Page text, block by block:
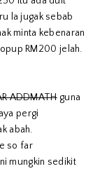
la jugak sebab
minta kebenaran
RM200 jelah.
ADDMATHguna
pergi
abah.
so far
mungkin sedikit